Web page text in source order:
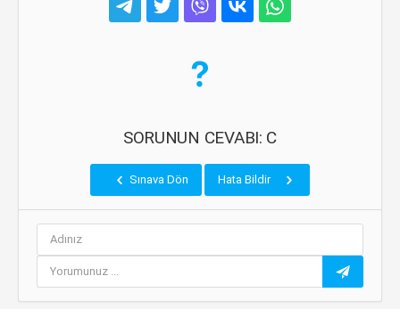
SORUNUN CEVABI: C
Sınava Dön Hata Bildir